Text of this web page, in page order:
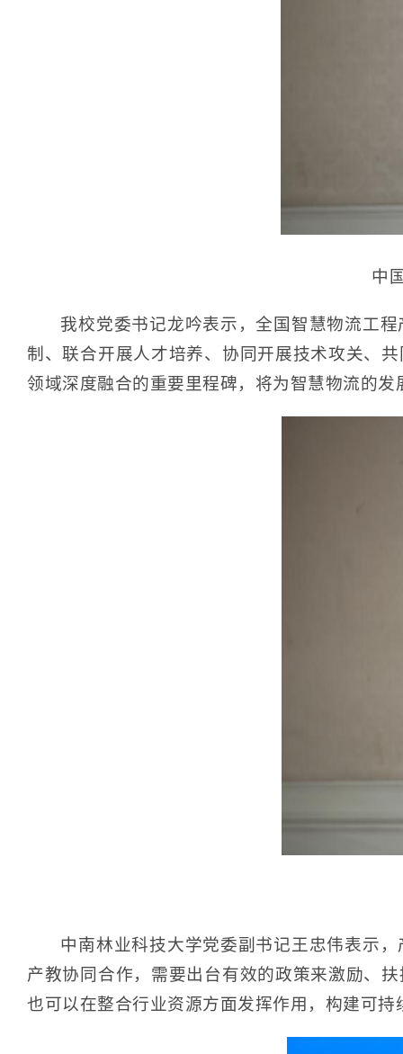
中
我校党委书记龙吟表示，全国智慧物流工
制、联合开展人才培养、协同开展技术攻关、
领域深度融合的重要里程碑，将为智慧物流的发
中南林业科技大学党委副书记王忠伟表示
产教协同合作，需要出台有效的政策来激励、
也可以在整合行业资源方面发挥作用，构建可